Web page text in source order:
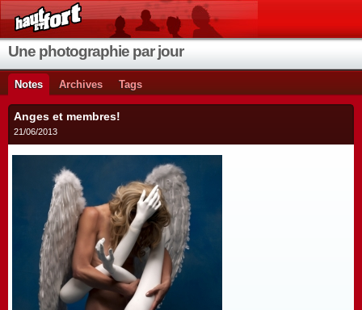
Une photographie par jour
Notes Archives Tags
Anges et membres!
21/06/2013